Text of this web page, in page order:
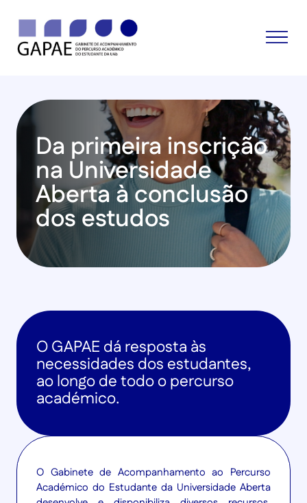
Da primeira inscrição
na Universidade
Aberta à conclusão
dos estudos
O GAPAE dá resposta às
necessidades dos estudantes,
ao longo de todo o percurso
académico.
O Gabinete de Acompanhamento ao Percurso
Académico do Estudante da Universidade Aberta